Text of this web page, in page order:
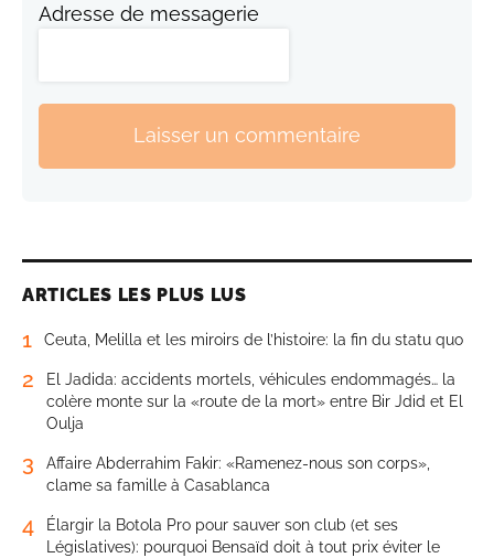
Adresse de messagerie
Laisser un commentaire
ARTICLES LES PLUS LUS
1 Ceuta, Melilla et les miroirs de l’histoire: la fin du statu quo
2
El Jadida: accidents mortels, véhicules endommagés… la
colère monte sur la «route de la mort» entre Bir Jdid et El
Oulja
3
Affaire Abderrahim Fakir: «Ramenez-nous son corps»,
clame sa famille à Casablanca
4
Élargir la Botola Pro pour sauver son club (et ses
Législatives): pourquoi Bensaïd doit à tout prix éviter le